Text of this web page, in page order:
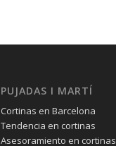
PUJADAS I MARTÍ
Cortinas en Barcelona
Tendencia en cortinas
Asesoramiento en cortinas